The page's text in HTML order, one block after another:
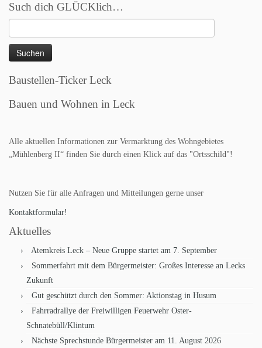
Such dich GLÜCKlich…
nach:
Baustellen-Ticker Leck
Bauen und Wohnen in Leck
Alle aktuellen Informationen zur Vermarktung des Wohngebietes
„Mühlenberg II“ finden Sie durch einen Klick auf das "Ortsschild"!
Nutzen Sie für alle Anfragen und Mitteilungen gerne unser
Kontaktformular!
Aktuelles
Atemkreis Leck – Neue Gruppe startet am 7. September
Sommerfahrt mit dem Bürgermeister: Großes Interesse an Lecks
Zukunft
Gut geschützt durch den Sommer: Aktionstag in Husum
Fahrradrallye der Freiwilligen Feuerwehr Oster-
Schnatebüll/Klintum
Nächste Sprechstunde Bürgermeister am 11. August 2026